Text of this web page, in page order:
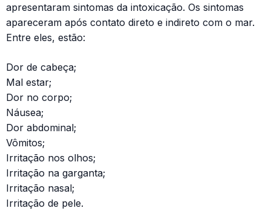
apresentaram sintomas da intoxicação. Os sintomas
apareceram após contato direto e indireto com o mar.
Entre eles, estão:
Dor de cabeça;
Mal estar;
Dor no corpo;
Náusea;
Dor abdominal;
Vômitos;
Irritação nos olhos;
Irritação na garganta;
Irritação nasal;
Irritação de pele.